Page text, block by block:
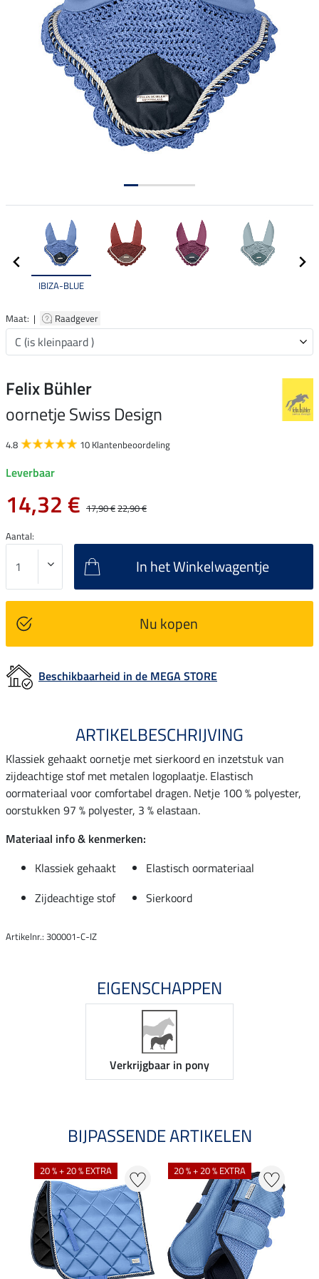
IBIZA-BLUE
Maat: | Raadgever
Felix Bühler
oornetje Swiss Design
4.8 10 Klantenbeoordeling
Leverbaar
14,32 € 17,90 €22,90 €
Aantal:
In het Winkelwagentje
Nu kopen
Beschikbaarheid in de MEGA STORE
ARTIKELBESCHRIJVING
Klassiek gehaakt oornetje met sierkoord en inzetstuk van
zijdeachtige stof met metalen logoplaatje. Elastisch
oormateriaal voor comfortabel dragen. Netje 100 % polyester,
oorstukken 97 % polyester, 3 % elastaan.
Materiaal info & kenmerken:
Klassiek gehaakt
Elastisch oormateriaal
Zijdeachtige stof
Sierkoord
Artikelnr.: 300001-C-IZ
EIGENSCHAPPEN
Verkrijgbaar in pony
BIJPASSENDE ARTIKELEN
20 % + 20 % EXTRA 20 % + 20 % EXTRA